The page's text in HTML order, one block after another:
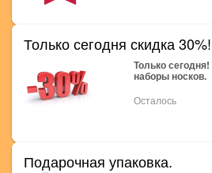
Только сегодня скидка 30%!
Только
наборы носков.
Осталось
Подарочная упаковка.